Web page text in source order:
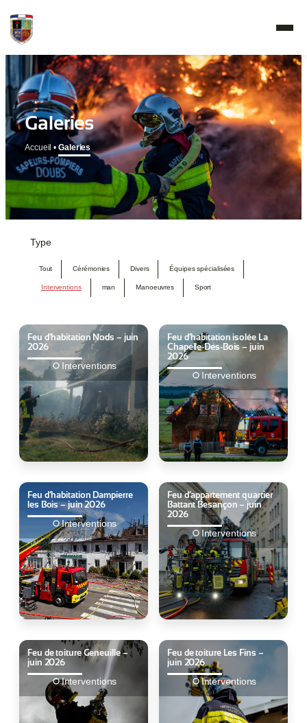
Galeries
Accueil•Galeries
Type
Tout Cérémonies Divers Équipes spécialisées
Interventions man Manoeuvres Sport
Feu d’habitation Nods – juin
2026
Interventions
Feu d’habitation isolée La
Chapelle-Des-Bois – juin
2026
Interventions
Feu d’habitation Dampierre
les Bois – juin 2026
Interventions
Feu d’appartement quartier
Battant Besançon – juin
2026
Interventions
Feu de toiture Geneuille –
juin 2026
Interventions
Feu de toiture Les Fins –
juin 2026
Interventions